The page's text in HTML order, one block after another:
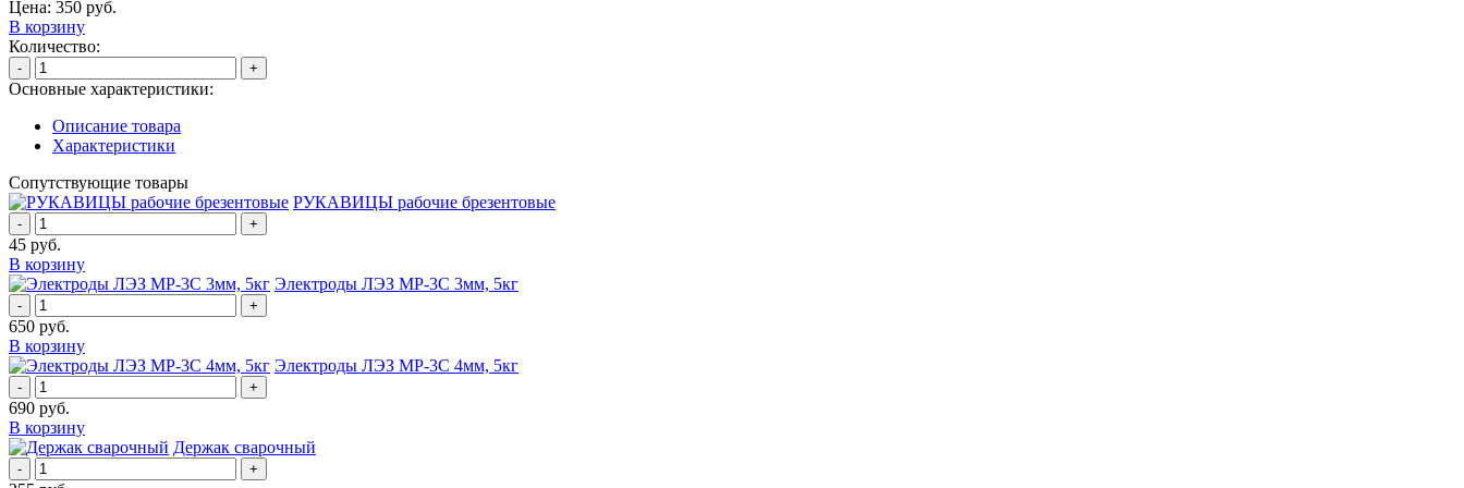
Цена: 350 руб.
В корзину
Количество:
- +
Основные характеристики:
Описание товара
Характеристики
Сопутствующие товары
РУКАВИЦЫ рабочие брезентовые
- +
45 руб.
В корзину
Электроды ЛЭЗ МР-3С 3мм, 5кг
- +
650 руб.
В корзину
Электроды ЛЭЗ МР-3С 4мм, 5кг
- +
690 руб.
В корзину
Держак сварочный
- +